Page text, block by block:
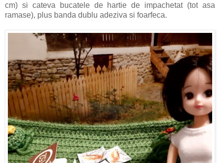
cm) si cateva bucatele de hartie de impachetat (tot asa
ramase), plus banda dublu adeziva si foarfeca.